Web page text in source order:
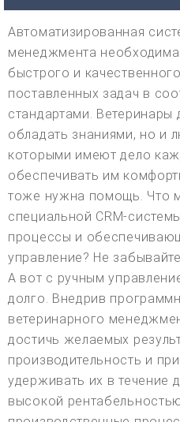
Автоматизированная
менеджмента
быстрого и
поставленных задач в
стандартами.
обладать знаниями, но и
которыми имеют дело
обеспечивать им
тоже нужна помощь. Что
специальной CRM-
процессы и
управление? Не
А вот с ручным
долго. Внедрив
ветеринарного
достичь желаемых
производительность и
удерживать их в течение
высокой